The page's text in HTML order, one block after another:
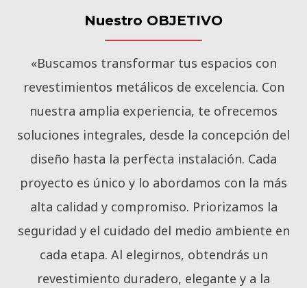
Nuestro OBJETIVO
«Buscamos transformar tus espacios con
revestimientos metálicos de excelencia. Con
nuestra amplia experiencia, te ofrecemos
soluciones integrales, desde la concepción del
diseño hasta la perfecta instalación. Cada
proyecto es único y lo abordamos con la más
alta calidad y compromiso. Priorizamos la
seguridad y el cuidado del medio ambiente en
cada etapa. Al elegirnos, obtendrás un
revestimiento duradero, elegante y a la